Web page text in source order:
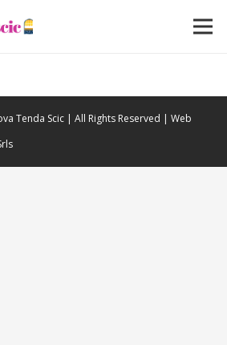
Tenda Scic | All Rights Reserved | Web